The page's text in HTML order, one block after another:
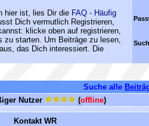
hier ist, lies Dir die FAQ - Häufig
Dich vermutlich Registrieren,
klicke oben auf registrieren,
zu starten. Um Beiträge zu lesen,
das Dich interessiert. Die
Suche alle
Nutzer
(offline)
Kontakt WR